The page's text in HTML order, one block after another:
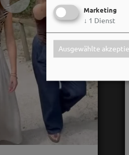
Marketing
↓ 1 Dienst
Ausgewählte